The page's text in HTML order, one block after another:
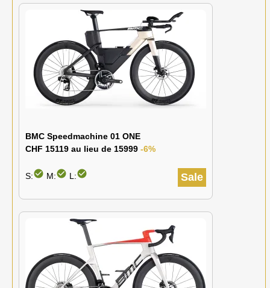
BMC Speedmachine 01 ONE
CHF 15119 au lieu de 15999 -6%
Sale
S:check_circle M:check_circle L:check_circle